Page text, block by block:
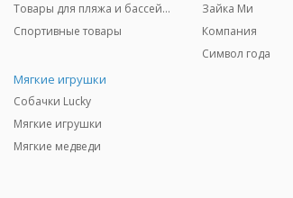
Товары для пляжа и бассейны
Спортивные товары
Зайка Ми
Компания
Символ года
Мягкие игрушки
Собачки Lucky
Мягкие игрушки
Мягкие медведи